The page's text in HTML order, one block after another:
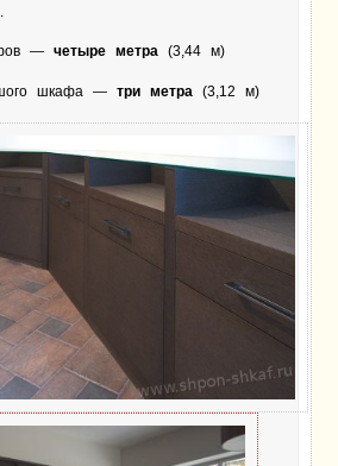
— четыре метра (3,44 м)
шкафа — три метра (3,12 м)